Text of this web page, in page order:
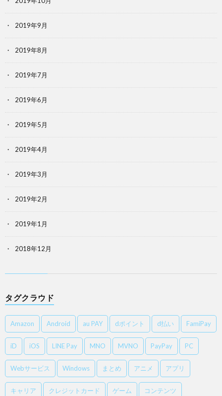
2019年9月
2019年8月
2019年7月
2019年6月
2019年5月
2019年4月
2019年3月
2019年2月
2019年1月
2018年12月
タグクラウド
Amazon Android au PAY dポイント d払い FamiPay
iD iOS LINE Pay MNO MVNO PayPay PC
Webサービス Windows まとめ アニメ アプリ
キャリア クレジットカード ゲーム コンテンツ